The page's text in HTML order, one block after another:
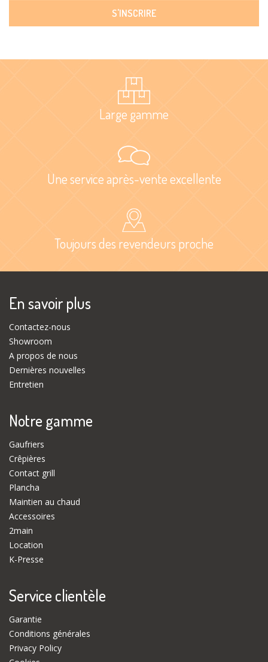
Large gamme
Une service après-vente excellente
Toujours des revendeurs proche
En savoir plus
Contactez-nous
Showroom
A propos de nous
Dernières nouvelles
Entretien
Notre gamme
Gaufriers
Crêpières
Contact grill
Plancha
Maintien au chaud
Accessoires
2main
Location
K-Presse
Service clientèle
Garantie
Conditions générales
Privacy Policy